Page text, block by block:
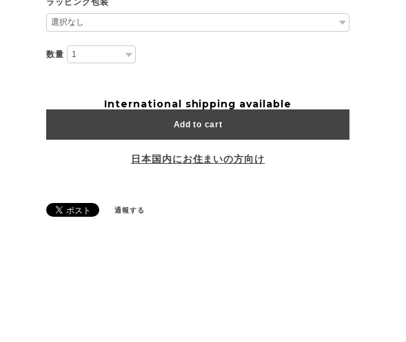
ラッピング包装
数量
International shipping available
Add to cart
日本国内にお住まいの方向け
通報する